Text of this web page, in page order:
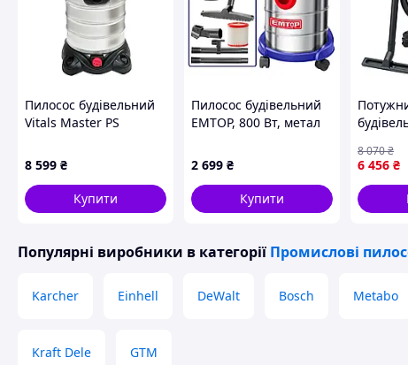
Пилосос будівельний
Vitals Master PS
8 599 ₴
Купити
Пилосос будівельний
EMTOP, 800 Вт, метал
2 699 ₴
Купити
мБар,
(2342490)
6 456 ₴
8 070₴
Популярні виробники в категорії Промислові
Karcher Einhell DeWalt Bosch Metabo
Kraft Dele GTM